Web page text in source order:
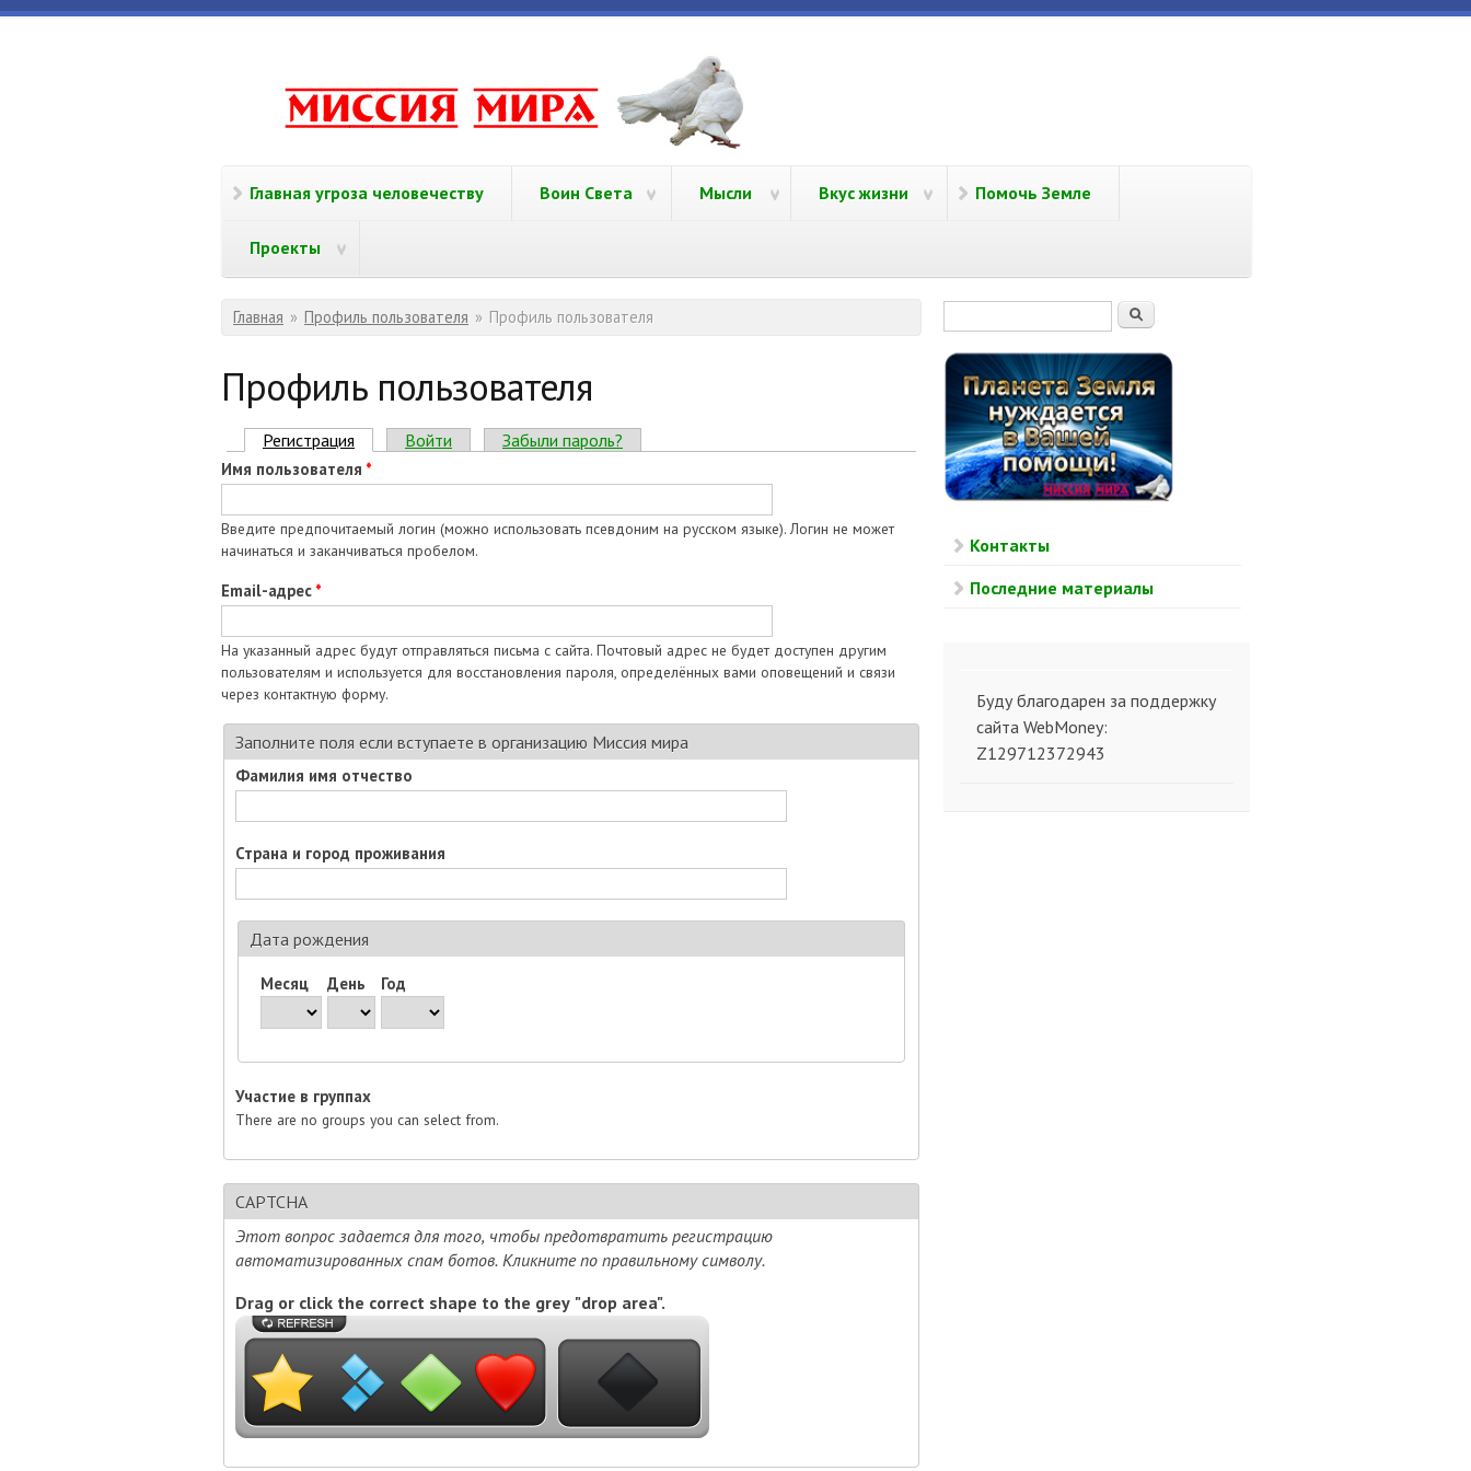
www.missiyamira.ru
Главная угроза человечеству Воин Света Мысли Вкус жизни Помочь Земле
Проекты
Вы здесь
Главная » Профиль пользователя » Профиль пользователя
Профиль пользователя
Главные вкладки
Регистрация (активная вкладка)
Войти Забыли пароль?
Имя пользователя *
Введите предпочитаемый логин (можно использовать псевдоним на русском языке). Логин не может
начинаться и заканчиваться пробелом.
Email-адрес *
На указанный адрес будут отправляться письма с сайта. Почтовый адрес не будет доступен другим
пользователям и используется для восстановления пароля, определённых вами оповещений и связи
через контактную форму.
Заполните поля если вступаете в организацию Миссия мира
Фамилия имя отчество
Страна и город проживания
Дата рождения
Месяц День Год
Участие в группах
There are no groups you can select from.
CAPTCHA
Этот вопрос задается для того, чтобы предотвратить регистрацию
автоматизированных спам ботов. Кликните по правильному символу.
Drag or click the correct shape to the grey "drop area".
Поиск
Контакты
Последние материалы
Буду благодарен за поддержку
сайта WebMoney:
Z129712372943